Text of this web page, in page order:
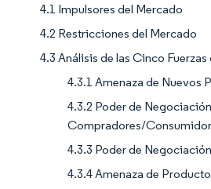
4.1 Impulsores del Mercado
4.2 Restricciones del Mercado
4.3 Análisis de las Cinco Fuerzas
4.3.1 Amenaza de Nuevos
4.3.2 Poder de
Compradores/
4.3.3 Poder de
4.3.4 Amenaza de